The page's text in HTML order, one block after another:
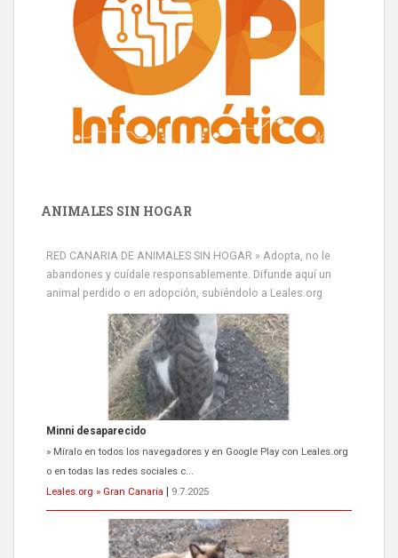
ANIMALES SIN HOGAR
RED CANARIA DE ANIMALES SIN HOGAR » Adopta, no le
abandones y cuídale responsablemente. Difunde aquí un
animal perdido o en adopción, subiéndolo a Leales.org
Minni desaparecido
» Míralo en todos los navegadores y en Google Play con Leales.org
o en todas las redes sociales c...
Leales.org » Gran Canaria
9.7.2025